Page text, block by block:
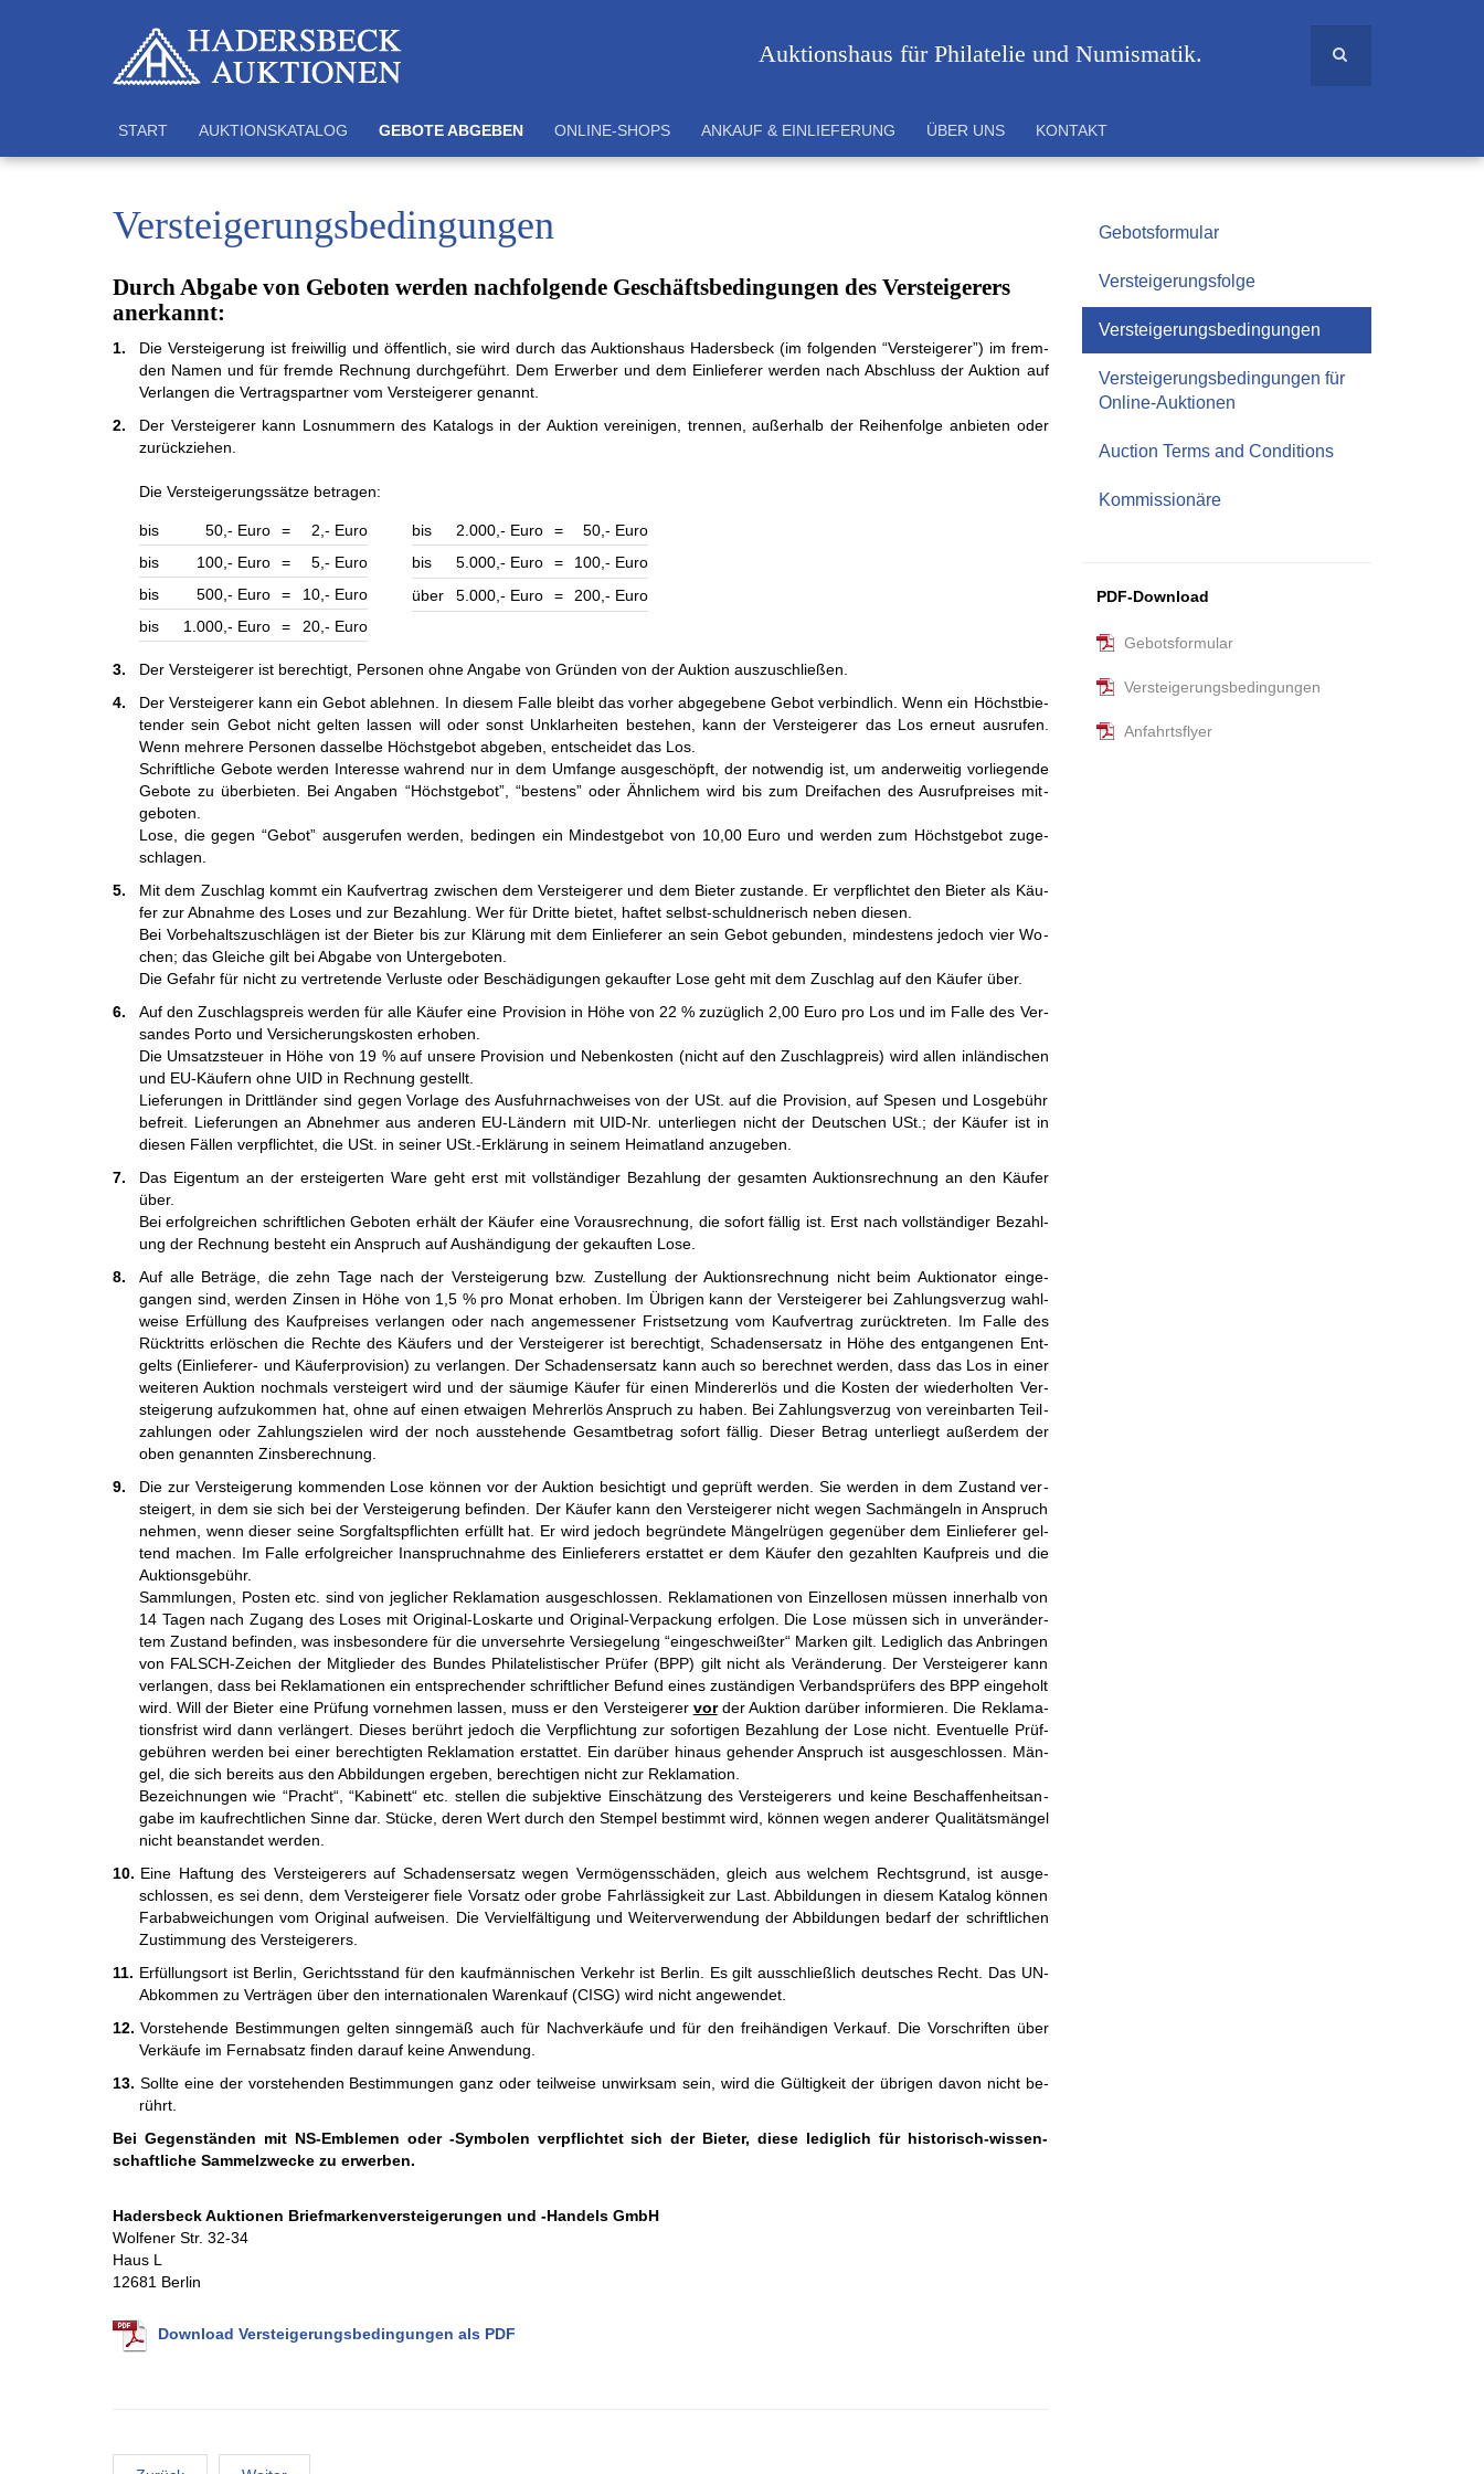
Auktionshaus für Philatelie und Numismatik.
START AUKTIONSKATALOG GEBOTE ABGEBEN ONLINE-SHOPS ANKAUF & EINLIEFERUNG ÜBER UNS KONTAKT
Versteigerungsbedingungen
Durch Abgabe von Geboten werden nachfolgende Geschäftsbedingungen des Versteigerers
anerkannt:
1.
Die Versteigerung ist freiwillig und öffent­lich, sie wird durch das Auktions­haus Haders­beck (im fol­gen­den “Ver­stei­ge­rer”) im frem­
den Namen und für frem­de Rech­nung durch­ge­führt. Dem Er­wer­ber und dem Ein­lie­ferer werden nach Ab­schluss der Auk­tion auf
Ver­langen die Ver­trags­part­ner vom Ver­stei­gerer genannt.
2.
Der Versteigerer kann Losnummern des Kata­logs in der Auk­tion ver­eini­gen, tren­nen, außer­halb der Reihen­folge an­bieten oder
zu­rück­ziehen.
Die Versteigerungssätze betragen:
bis 50,- Euro =
2,- Euro
bis
100,- Euro =
5,- Euro
bis
500,- Euro =
10,- Euro
bis
1.000,- Euro = 20,- Euro
bis 2.000,- Euro =
50,- Euro
bis
5.000,- Euro =
100,- Euro
über
5.000,- Euro = 200,- Euro
3.
Der Ver­stei­ge­rer ist be­rech­tigt, Per­sonen ohne An­ga­be von Grün­den von der Auk­tion aus­zu­schließen.
4.
Der Versteigerer kann ein Gebot ab­lehnen. In die­sem Falle bleibt das vorher ab­ge­ge­bene Ge­bot ver­bind­lich. Wenn ein Höchst­bie­
ten­der sein Ge­bot nicht gel­ten lassen will oder sonst Un­klar­hei­ten be­ste­hen, kann der Ver­stei­ge­rer das Los er­neut aus­rufen.
Wenn meh­re­re Per­so­nen das­sel­be Höchst­ge­bot ab­ge­ben, ent­schei­det das Los.
Schrift­liche Ge­bote wer­den In­te­resse wah­rend nur in dem Um­fange aus­ge­schöpft, der not­wen­dig ist, um an­der­wei­tig vor­lie­gen­de
Ge­bote zu über­bie­ten. Bei An­ga­ben “Höchst­ge­bot”, “bes­tens” oder Ähn­lichem wird bis zum Drei­fachen des Aus­ruf­prei­ses mit­
geboten.
Lo­se, die ge­gen “Ge­bot” aus­ge­ru­fen wer­den, be­din­gen ein Min­dest­ge­bot von 10,00 Euro und wer­den zum Höchst­ge­bot zu­ge­
schlagen.
5.
Mit dem Zuschlag kommt ein Kauf­ver­trag zwi­schen dem Ver­stei­ge­rer und dem Bie­ter zu­stan­de. Er ver­pflich­tet den Bie­ter als Käu­
fer zur Ab­nah­me des Loses und zur Be­zah­lung. Wer für Dritte bie­tet, haf­tet selbst-schul­dne­risch neben diesen.
Bei Vorbehaltszuschlägen ist der Bieter bis zur Klä­rung mit dem Ein­lie­ferer an sein Ge­bot ge­bun­den, min­des­tens je­doch vier Wo­
chen; das Glei­che gilt bei Ab­gabe von Un­ter­ge­bo­ten.
Die Ge­fahr für nicht zu ver­tre­ten­de Ver­lus­te oder Be­schä­di­gun­gen ge­kauf­ter Lose geht mit dem Zu­schlag auf den Käu­fer über.
6.
Auf den Zuschlagspreis werden für alle Käu­fer eine Pro­vi­sion in Höhe von 22 %zu­züg­lich 2,00 Euro pro Los und im Falle des Ver­
san­des Por­to und Ver­siche­rungs­kos­ten er­hoben.
Die Umsatzsteuer in Höhe von 19 %auf unsere Pro­vi­sion und Ne­ben­kosten (nicht auf den Zu­schlag­preis) wird allen in­län­dischen
und EU-Käufern ohne UID in Rech­nung gestellt.
Lieferungen in Drittländer sind gegen Vor­lage des Aus­fuhr­nach­wei­ses von der USt. auf die Pro­vi­sion, auf Spe­sen und Los­ge­bühr
be­freit. Lie­fe­rungen an Ab­neh­mer aus an­deren EU-Län­dern mit UID-Nr. unter­liegen nicht der Deutschen USt.; der Käufer ist in
diesen Fällen ver­pflich­tet, die USt. in seiner USt.-Er­klä­rung in seinem Heimat­land anzugeben.
7.
Das Eigentum an der ersteigerten Ware geht erst mit voll­stän­di­ger Be­zah­lung der ge­sam­ten Auk­tions­rech­nung an den Käufer
über.
Bei erfolgreichen schriftlichen Ge­boten er­hält der Käufer eine Voraus­rech­nung, die sofort fällig ist. Erst nach voll­stän­diger Be­zahl­
ung der Rech­nung be­steht ein An­spruch auf Aus­hän­di­gung der ge­kauf­ten Lose.
8.
Auf alle Beträge, die zehn Tage nach der Ver­stei­ge­rung bzw. Zu­stel­lung der Auk­tions­rech­nung nicht beim Auktio­nator ein­ge­
gangen sind, werden Zin­sen in Höhe von 1,5 %pro Monat er­hoben. Im Übri­gen kann der Ver­stei­gerer bei Zah­lungs­ver­zug wahl­
wei­se Er­fül­lung des Kauf­prei­ses ver­langen oder nach an­ge­mes­sener Frist­set­zung vom Kauf­ver­trag zu­rück­tre­ten. Im Falle des
Rück­tritts er­löschen die Rech­te des Käu­fers und der Ver­stei­ge­rer ist be­rech­tigt, Scha­dens­er­satz in Höhe des ent­gangenen Ent­
gelts (Ein­lie­ferer- und Käu­fer­pro­vi­sion) zu ver­langen. Der Schadens­er­satz kann auch so be­rech­net wer­den, dass das Los in einer
wei­teren Auk­tion noch­mals ver­stei­gert wird und der säumige Käu­fer für einen Min­der­er­lös und die Kosten der wie­der­hol­ten Ver­
stei­ge­rung auf­zu­kommen hat, ohne auf einen et­wai­gen Mehr­er­lös An­spruch zu haben. Bei Zah­lungs­ver­zug von ver­ein­bar­ten Teil­
zah­lungen oder Zah­lungs­zie­len wird der noch aus­ste­hende Ge­samt­be­trag so­fort fällig. Die­ser Be­trag unter­liegt außer­dem der
oben ge­nann­ten Zins­be­rech­nung.
9.
Die zur Versteigerung kommenden Lose können vor der Auk­tion be­sich­tigt und ge­prüft werden. Sie wer­den in dem Zu­stand ver­
stei­gert, in dem sie sich bei der Ver­stei­ge­rung be­fin­den. Der Käu­fer kann den Ver­stei­ge­rer nicht wegen Sach­mängeln in An­spruch
nehmen, wenn dieser seine Sorg­falts­pflich­ten er­füllt hat. Er wird jedoch be­grün­dete Mängel­rügen gegen­über dem Ein­lie­ferer gel­
tend ma­chen. Im Fal­le er­folg­reicher In­an­spruch­nahme des Ein­lie­ferers er­stattet er dem Käufer den ge­zah­lten Kauf­preis und die
Auktions­gebühr.
Samm­lungen, Pos­ten etc. sind von jeg­licher Re­kla­ma­tion aus­ge­schlos­sen. Re­kla­ma­tionen von Einzel­losen müssen inner­halb von
14 Tagen nach Zu­gang des Loses mit Ori­ginal-Los­karte und Ori­ginal-Ver­packung er­folgen. Die Lose müs­sen sich in un­ver­än­der­
tem Zu­stand be­finden, was ins­be­son­dere für die un­ver­sehr­te Ver­sie­ge­lung “ein­ge­schweißter“ Mar­ken gilt. Le­dig­lich das An­brin­gen
von FALSCH-Zeichen der Mit­glie­der des Bundes Phila­te­lis­tischer Prüfer (BPP) gilt nicht als Ver­än­de­rung. Der Ver­stei­ge­rer kann
ver­langen, dass bei Re­kla­ma­tionen ein ent­spre­chen­der schrift­licher Be­fund eines zu­stän­digen Ver­bands­prü­fers des BPP ein­geholt
wird. Will der Bie­ter eine Prü­fung vor­neh­men lassen, muss er den Ver­stei­ge­rer vorder Auk­tion da­rü­ber in­for­mie­ren. Die Re­kla­ma­
tions­frist wird dann ver­län­gert. Dieses be­rührt je­doch die Ver­pflichtung zur so­for­tigen Be­zahlung der Lose nicht. Even­tu­elle Prüf­
ge­büh­ren wer­den bei einer be­rech­tig­ten Re­kla­ma­tion er­stat­tet. Ein da­rüber hi­naus gehen­der An­spruch ist aus­ge­schlos­sen. Män­
gel, die sich be­reits aus den Ab­bil­dun­gen er­ge­ben, be­rech­ti­gen nicht zur Re­kla­ma­tion.
Bezeichnungen wie “Pracht“, “Kabinett“ etc. stellen die sub­jek­tive Ein­schät­zung des Ver­stei­ge­rers und keine Be­schaf­fen­heits­an­
gabe im kauf­recht­lichen Sinne dar. Stücke, de­ren Wert durch den Stem­pel be­stimmt wird, kön­nen we­gen an­de­rer Qua­li­täts­mängel
nicht be­an­stan­det werden.
10. Eine Haftung des Versteigerers auf Schadens­ersatz wegen Ver­mögens­schä­den, gleich aus wel­chem Rechts­grund, ist aus­ge­
schlos­sen, es sei denn, dem Ver­stei­ge­rer fie­le Vor­satz oder gro­be Fahr­läs­sig­keit zur Last. Ab­bil­dun­gen in diesem Kata­log kön­nen
Farb­ab­wei­chun­gen vom Ori­gi­nal auf­wei­sen. Die Ver­viel­fäl­ti­gung und Wei­ter­ver­wen­dung der Ab­bil­dun­gen be­darf der schrift­lichen
Zu­stim­mung des Ver­stei­ge­rers.
11. Erfüllungsort ist Ber­lin, Gerichts­stand für den kauf­männi­schen Ver­kehr ist Ber­lin. Es gilt aus­schließ­lich deutsches Recht. Das UN-
Ab­kommen zu Ver­trägen über den inter­natio­nalen Wa­ren­kauf (CISG) wird nicht an­ge­wen­det.
12. Vorstehende Bestimmungen gelten sinngemäß auch für Nachverkäufe und für den freihändigen Verkauf. Die Vorschriften über
Verkäufe im Fernabsatz finden darauf keine Anwendung.
13. Sollte eine der vorstehenden Bestim­mun­gen ganz oder teil­weise un­wirk­sam sein, wird die Gül­tig­keit der übri­gen davon nicht be­
rührt.
Bei Ge­gen­stän­den mit NS-Em­ble­men oder -Sym­bolen ver­pflich­tet sich der Bie­ter, diese ledig­lich für his­tor­isch-wissen­
schaft­liche Sammel­zwecke zu er­werben.
Ha­ders­beck Auk­tio­nen Brief­mar­ken­ver­stei­ge­run­gen und -Han­dels GmbH
Wolfener Str. 32-34
Haus L
12681 Berlin
Download Versteigerungsbedingungen als PDF
Gebotsformular
Versteigerungsfolge
Versteigerungsbedingungen
Versteigerungsbedingungen für
Online-Auktionen
Auction Terms and Conditions
Kommissionäre
PDF-Download
Gebotsformular
Versteigerungsbedingungen
Anfahrtsflyer